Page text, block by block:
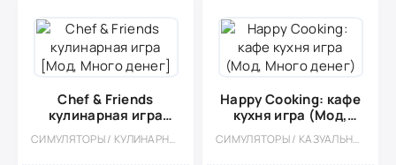
Chef & Friends
кулинарная игра
[Мод, Много денег]СИМУЛЯТОРЫ / КУЛИНАРНАЯ / КАЗУАЛЬНЫЕ / ОДНОПОЛЬЗОВАТЕЛЬСКИЕ / СТИЛИЗАЦИЯ / ОФЛАЙН / ДЕВОЧКАМ / МОД / ВСТРОЕННЫЙ КЕШ
Happy Cooking: кафе
кухня игра (Мод,
Много денег)
СИМУЛЯТОРЫ / КАЗУАЛЬНЫЕ / ОДНОПОЛЬЗОВАТЕЛЬСКИЕ / СТИЛИЗАЦИЯ / ОФЛАЙН / МОД / ВСТРОЕННЫЙ КЕШ / КУЛИНАРНАЯ / ДЕВОЧКАМ